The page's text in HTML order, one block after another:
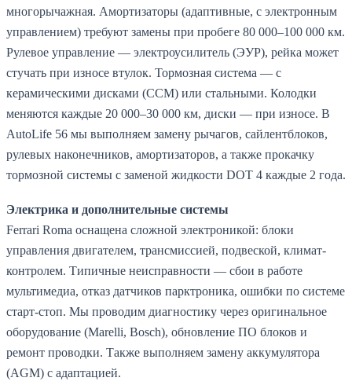
многорычажная. Амортизаторы (адаптивные, с электронным
управлением) требуют замены при пробеге 80 000–100 000 км.
Рулевое управление — электроусилитель (ЭУР), рейка может
стучать при износе втулок. Тормозная система — с
керамическими дисками (CCM) или стальными. Колодки
меняются каждые 20 000–30 000 км, диски — при износе. В
AutoLife 56 мы выполняем замену рычагов, сайлентблоков,
рулевых наконечников, амортизаторов, а также прокачку
тормозной системы с заменой жидкости DOT 4 каждые 2 года.
Электрика и дополнительные системы
Ferrari Roma оснащена сложной электроникой: блоки
управления двигателем, трансмиссией, подвеской, климат-
контролем. Типичные неисправности — сбои в работе
мультимедиа, отказ датчиков парктроника, ошибки по системе
старт-стоп. Мы проводим диагностику через оригинальное
оборудование (Marelli, Bosch), обновление ПО блоков и
ремонт проводки. Также выполняем замену аккумулятора
(AGM) с адаптацией.